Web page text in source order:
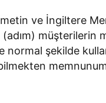
ve İngiltere
(adım) müşterilerin
normal şekilde